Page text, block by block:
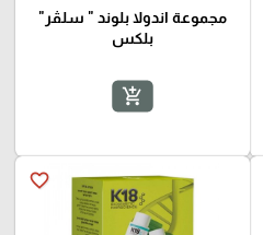
مجموعة اندولا بلوند " سلڤر"
بلكس
add_shopping_cart
favorite_border